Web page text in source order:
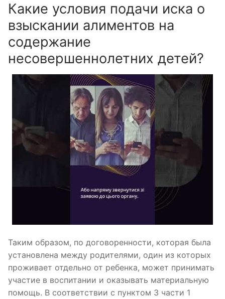
Какие условия подачи иска о
взыскании алиментов на
содержание
несовершеннолетних детей?
Таким образом, по договоренности, которая была
установлена ​​между родителями, один из которых
проживает отдельно от ребенка, может принимать
участие в воспитании и оказывать материальную
помощь. В соответствии с пунктом 3 части 1